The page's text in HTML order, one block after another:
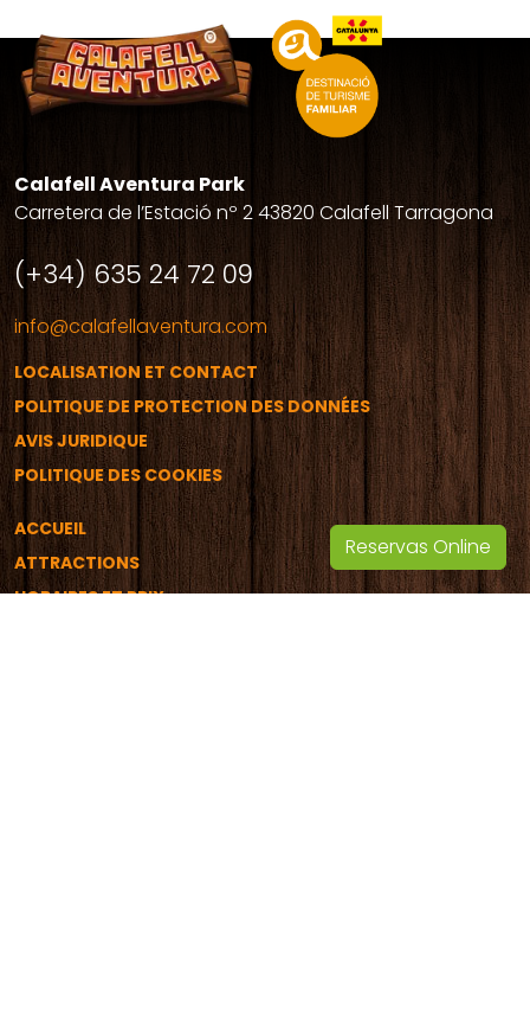
Calafell Aventura Park
Carretera de l’Estació nº 2 43820 Calafell Tarragona
(+34) 635 24 72 09
info@calafellaventura.com
LOCALISATION ET CONTACT
POLITIQUE DE PROTECTION DES DONNÉES
AVIS JURIDIQUE
POLITIQUE DES COOKIES
ACCUEIL
ATTRACTIONS
HORAIRES ET PRIX
Reservas Online